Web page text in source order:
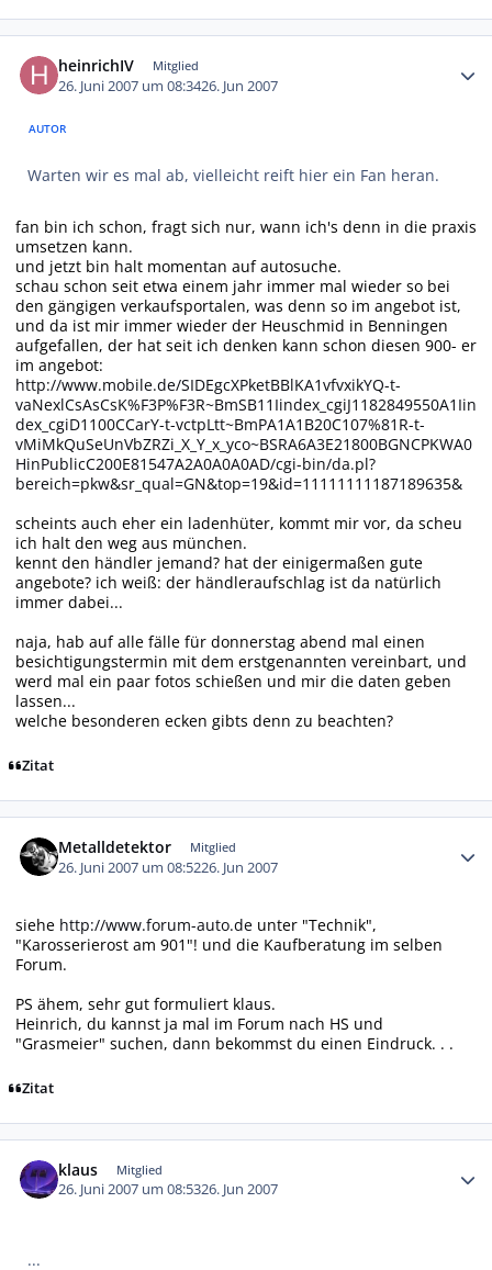
heinrichIV Mitglied
26. Juni 2007 um 08:3426. Jun 2007
AUTOR
Warten wir es mal ab, vielleicht reift hier ein Fan heran.
fan bin ich schon, fragt sich nur, wann ich's denn in die praxis
umsetzen kann.
und jetzt bin halt momentan auf autosuche.
schau schon seit etwa einem jahr immer mal wieder so bei
den gängigen verkaufsportalen, was denn so im angebot ist,
und da ist mir immer wieder der Heuschmid in Benningen
aufgefallen, der hat seit ich denken kann schon diesen 900- er
im angebot:
http://www.mobile.de/SIDEgcXPketBBlKA1vfvxikYQ-t-
vaNexlCsAsCsK%F3P%F3R~BmSB11Iindex_cgiJ1182849550A1Iin
dex_cgiD1100CCarY-t-vctpLtt~BmPA1A1B20C107%81R-t-
vMiMkQuSeUnVbZRZi_X_Y_x_yco~BSRA6A3E21800BGNCPKWA0
HinPublicC200E81547A2A0A0A0AD/cgi-bin/da.pl?
bereich=pkw&sr_qual=GN&top=19&id=11111111187189635&
scheints auch eher ein ladenhüter, kommt mir vor, da scheu
ich halt den weg aus münchen.
kennt den händler jemand? hat der einigermaßen gute
angebote? ich weiß: der händleraufschlag ist da natürlich
immer dabei...
naja, hab auf alle fälle für donnerstag abend mal einen
besichtigungstermin mit dem erstgenannten vereinbart, und
werd mal ein paar fotos schießen und mir die daten geben
lassen...
welche besonderen ecken gibts denn zu beachten?
Zitat
Metalldetektor Mitglied
26. Juni 2007 um 08:5226. Jun 2007
siehe http://www.forum-auto.de unter "Technik",
"Karosserierost am 901"! und die Kaufberatung im selben
Forum.
PS ähem, sehr gut formuliert klaus.
Heinrich, du kannst ja mal im Forum nach HS und
"Grasmeier" suchen, dann bekommst du einen Eindruck. . .
Zitat
klaus Mitglied
26. Juni 2007 um 08:5326. Jun 2007
...